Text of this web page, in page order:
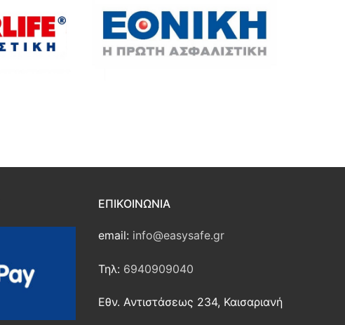
ΕΠΙΚΟΙΝΩΝΊΑ
email: info@easysafe.gr
Τηλ: 6940909040
Εθν. Αντιστάσεως 234, Καισαριανή